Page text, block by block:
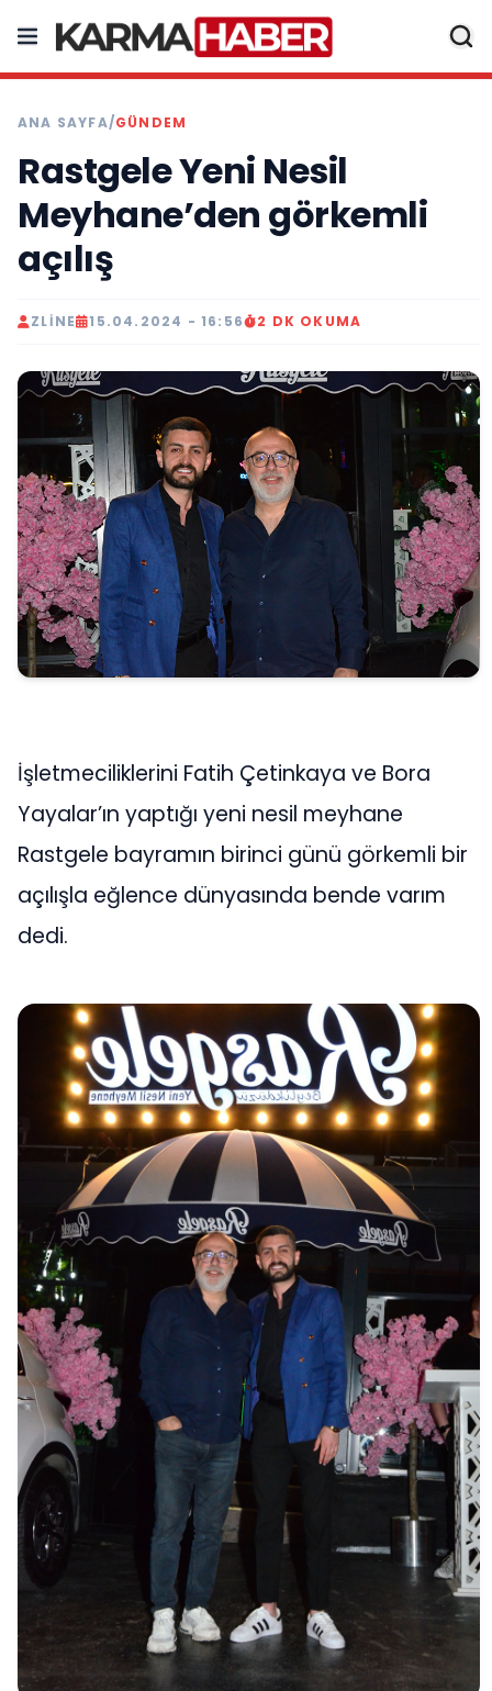
ANA SAYFA/GÜNDEM
Rastgele Yeni Nesil
Meyhane’den görkemli
açılış
ZLINE 15.04.2024 - 16:56 2 DK OKUMA
İşletmeciliklerini Fatih Çetinkaya ve Bora
Yayalar’ın yaptığı yeni nesil meyhane
Rastgele bayramın birinci günü görkemli bir
açılışla eğlence dünyasında bende varım
dedi.